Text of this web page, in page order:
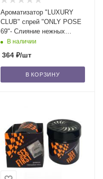
Ароматизатор "LUXURY
CLUB" спрей "ONLY POSE
69"- Cлияние нежных
феромонов/24
В наличии
364₽/шт
В КОРЗИНУ